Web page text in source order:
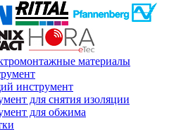
материалы
инструмент
для снятия изоляции
для обжима